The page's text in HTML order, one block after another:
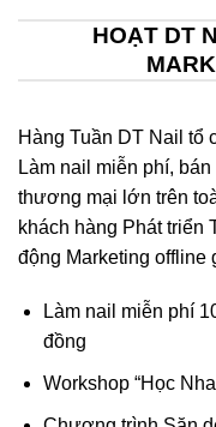
HOẠT DT
Hàng Tuần DT Nail tổ
Làm nail miễn phí,
thương mại lớn trên
khách hàng Phát triển
động Marketing offline
Làm nail miễn phí
đồng
Workshop “Học